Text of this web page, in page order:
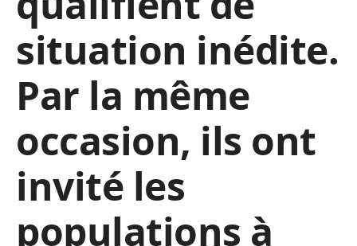
situation inédite.
Par la même
occasion, ils ont
invité les
populations à